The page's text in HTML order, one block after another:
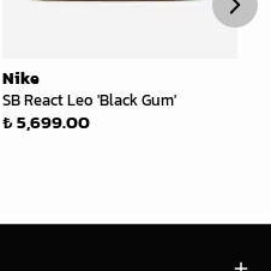
Nike
SB React Leo 'Black Gum'
₺ 5,699.00